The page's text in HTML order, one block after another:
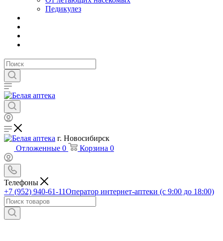
Педикулез
г. Новосибирск
Отложенные 0 Корзина 0
Телефоны
+7 (952) 940-61-11Оператор интернет-аптеки (с 9:00 до 18:00)